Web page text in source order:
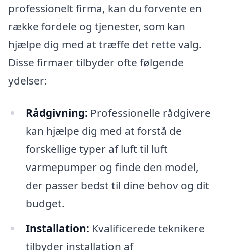
professionelt firma, kan du forvente en
række fordele og tjenester, som kan
hjælpe dig med at træffe det rette valg.
Disse firmaer tilbyder ofte følgende
ydelser:
Rådgivning: Professionelle rådgivere
kan hjælpe dig med at forstå de
forskellige typer af luft til luft
varmepumper og finde den model,
der passer bedst til dine behov og dit
budget.
Installation: Kvalificerede teknikere
tilbyder installation af